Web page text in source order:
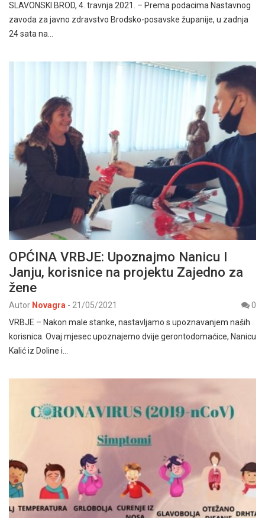
SLAVONSKI BROD, 4. travnja 2021. – Prema podacima Nastavnog
zavoda za javno zdravstvo Brodsko-posavske županije, u zadnja
24 sata na…
OPĆINA VRBJE: Upoznajmo Nanicu I
Janju, korisnice na projektu Zajedno za
žene
Autor Novagra - 21/05/2021
0
VRBJE – Nakon male stanke, nastavljamo s upoznavanjem naših
korisnica. Ovaj mjesec upoznajemo dvije gerontodomaćice, Nanicu
Kalić iz Doline i…